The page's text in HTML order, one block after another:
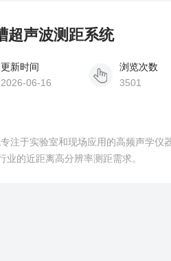
超声波测距系统
更新时间
2026-06-16
浏览次数
3501
注于实验室和现场应用的高频声学仪
的近距离高分辨率测距需求。